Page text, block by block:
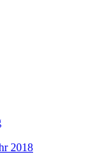
2018